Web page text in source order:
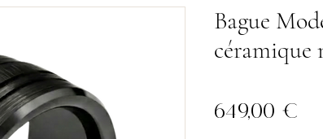
Bague
céramique
649,00 €